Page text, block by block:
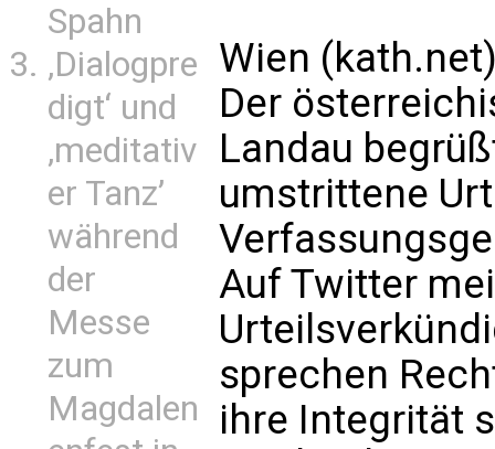
Spahn
‚Dialogpre
digt‘ und
‚meditativ
er Tanz’
während
der
Messe
zum
Magdalen
Wien
Der
Landau
umstrittene
Auf Twitter
sprechen
ihre Integrität